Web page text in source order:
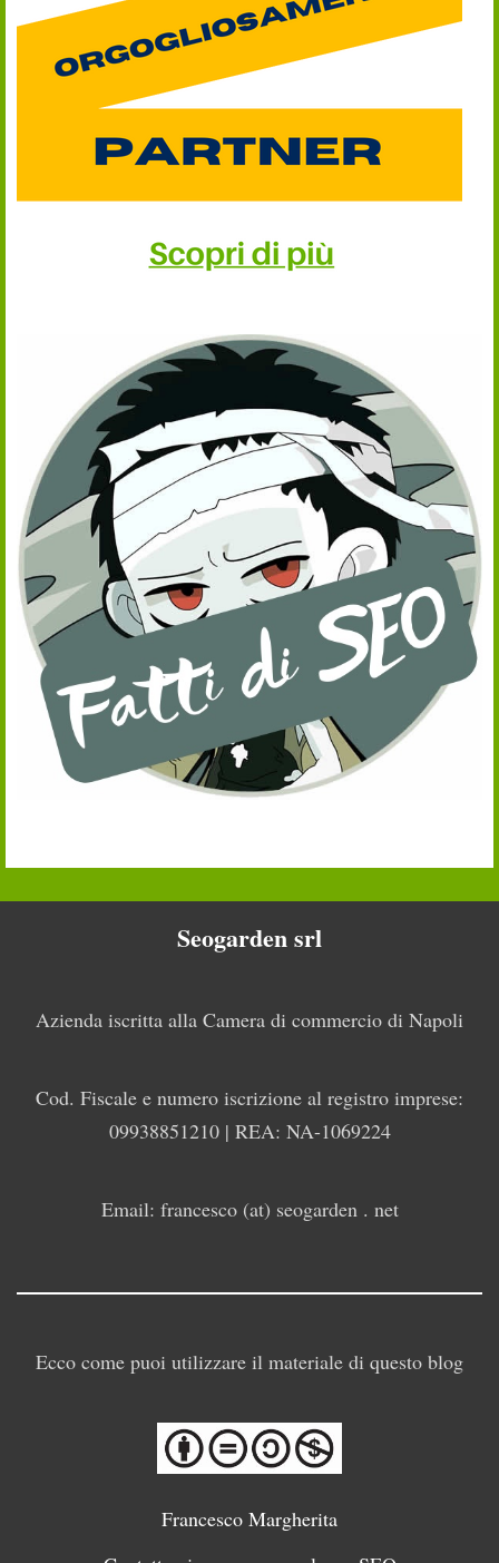
Seogarden srl
Azienda iscritta alla Camera di commercio di Napoli
Cod. Fiscale e numero iscrizione al registro imprese:
09938851210 | REA: NA-1069224
Email: francesco (at) seogarden . net
Ecco come puoi utilizzare il materiale di questo blog
Francesco Margherita